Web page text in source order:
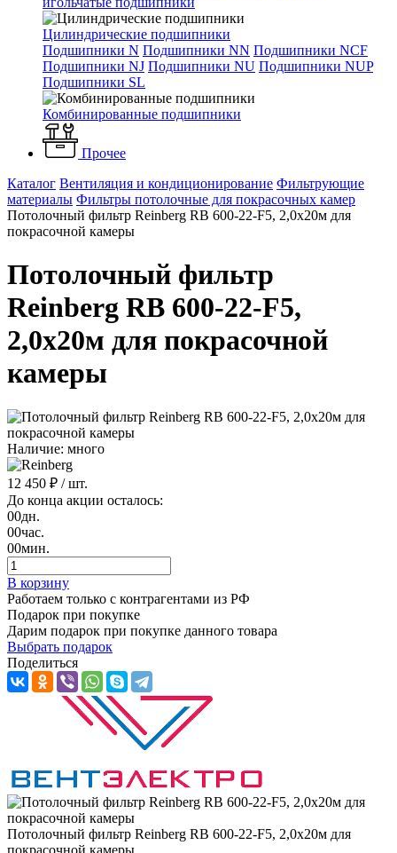
Цилиндрические подшипники
Подшипники N Подшипники NN Подшипники NCF
Подшипники NJ Подшипники NU Подшипники NUP
Подшипники SL
Комбинированные подшипники
Прочее
Каталог Вентиляция и кондиционирование Фильтрующие
материалы Фильтры потолочные для покрасочных камер
Потолочный фильтр Reinberg RB 600-22-F5, 2,0х20м для
покрасочной камеры
Потолочный фильтр
Reinberg RB 600-22-F5,
2,0х20м для покрасочной
камеры
Наличие: много
12 450 ₽ / шт.
До конца акции осталось:
00дн.
00час.
00мин.
В корзину
Работаем только с контрагентами из РФ
Подарок при покупке
Дарим подарок при покупке данного товара
Выбрать подарок
Поделиться
Потолочный фильтр Reinberg RB 600-22-F5, 2,0х20м для
покрасочной камеры